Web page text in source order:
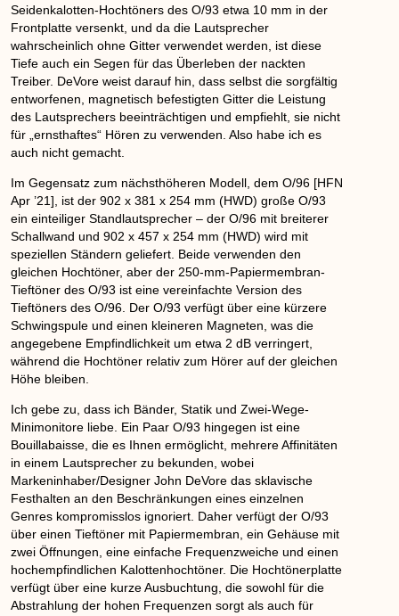
Seidenkalotten-Hochtöners des O/93 etwa 10 mm in der
Frontplatte versenkt, und da die Lautsprecher
wahrscheinlich ohne Gitter verwendet werden, ist diese
Tiefe auch ein Segen für das Überleben der nackten
Treiber. DeVore weist darauf hin, dass selbst die sorgfältig
entworfenen, magnetisch befestigten Gitter die Leistung
des Lautsprechers beeinträchtigen und empfiehlt, sie nicht
für „ernsthaftes“ Hören zu verwenden. Also habe ich es
auch nicht gemacht.
Im Gegensatz zum nächsthöheren Modell, dem O/96 [HFN
Apr ’21], ist der 902 x 381 x 254 mm (HWD) große O/93
ein einteiliger Standlautsprecher – der O/96 mit breiterer
Schallwand und 902 x 457 x 254 mm (HWD) wird mit
speziellen Ständern geliefert. Beide verwenden den
gleichen Hochtöner, aber der 250-mm-Papiermembran-
Tieftöner des O/93 ist eine vereinfachte Version des
Tieftöners des O/96. Der O/93 verfügt über eine kürzere
Schwingspule und einen kleineren Magneten, was die
angegebene Empfindlichkeit um etwa 2 dB verringert,
während die Hochtöner relativ zum Hörer auf der gleichen
Höhe bleiben.
Ich gebe zu, dass ich Bänder, Statik und Zwei-Wege-
Minimonitore liebe. Ein Paar O/93 hingegen ist eine
Bouillabaisse, die es Ihnen ermöglicht, mehrere Affinitäten
in einem Lautsprecher zu bekunden, wobei
Markeninhaber/Designer John DeVore das sklavische
Festhalten an den Beschränkungen eines einzelnen
Genres kompromisslos ignoriert. Daher verfügt der O/93
über einen Tieftöner mit Papiermembran, ein Gehäuse mit
zwei Öffnungen, eine einfache Frequenzweiche und einen
hochempfindlichen Kalottenhochtöner. Die Hochtönerplatte
verfügt über eine kurze Ausbuchtung, die sowohl für die
Abstrahlung der hohen Frequenzen sorgt als auch für